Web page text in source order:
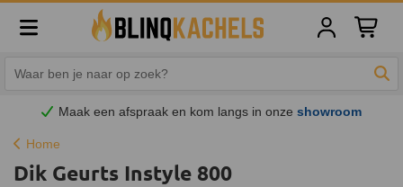
Maak een afspraak en kom langs in onzeshowroom
Home
Dik Geurts Instyle 800